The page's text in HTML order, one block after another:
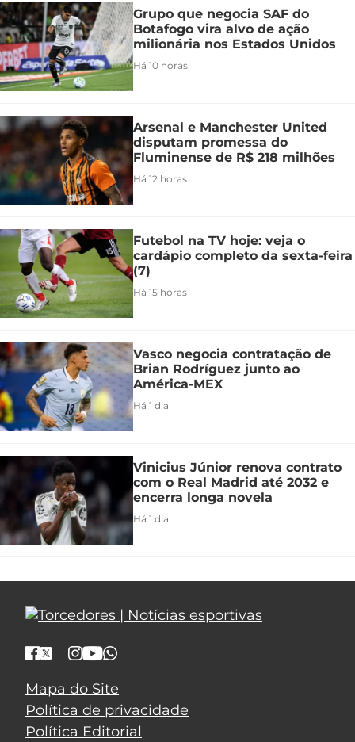
Grupo que negocia SAF do
Botafogo vira alvo de ação
milionária nos Estados Unidos
Há 10 horas
Arsenal e Manchester United
disputam promessa do
Fluminense de R$ 218 milhões
Há 12 horas
Futebol na TV hoje: veja o
cardápio completo da sexta-feira
(7)
Há 15 horas
Vasco negocia contratação de
Brian Rodríguez junto ao
América-MEX
Há 1 dia
Vinicius Júnior renova contrato
com o Real Madrid até 2032 e
encerra longa novela
Há 1 dia
Mapa do Site
Política de privacidade
Política Editorial